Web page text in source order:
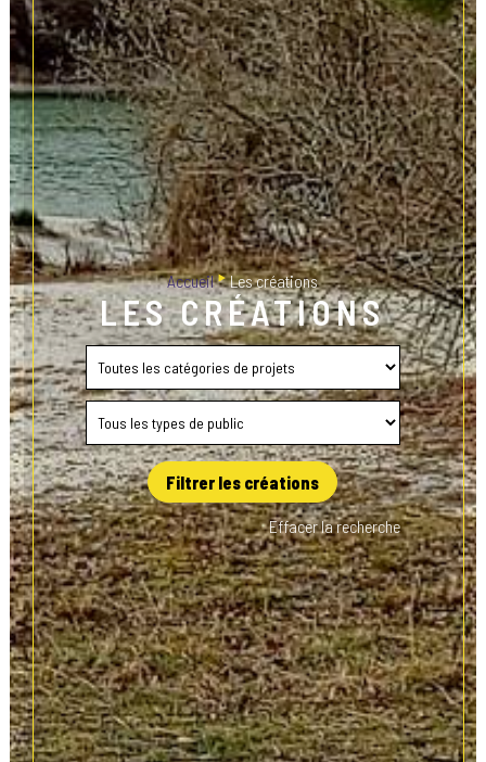
Accueil‣Les créations
LES CRÉATIONS
Filtrer les créations
Effacer la recherche